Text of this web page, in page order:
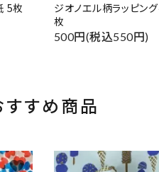
5枚
ジオノエル柄ラッピン
枚
500円(税込550円)
すすめ商品
favorite